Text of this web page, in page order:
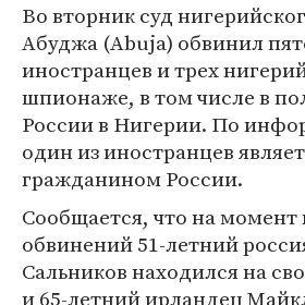
Во вторник суд
Абуджа (Abuja) обвинил
иностранцев и трех
шпионаже, в том числе в
России в Нигерии. По
один из иностранцев
гражданином России.
Сообщается, что на момент
обвинений 51-летний
Сальников находился на
и 65-летний ирландец